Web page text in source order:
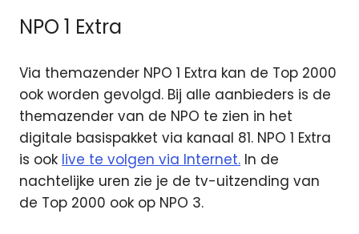
NPO 1 Extra
Via themazender NPO 1 Extra kan de Top 2000
ook worden gevolgd. Bij alle aanbieders is de
themazender van de NPO te zien in het
digitale basispakket via kanaal 81. NPO 1 Extra
is ook live te volgen via Internet. In de
nachtelijke uren zie je de tv-uitzending van
de Top 2000 ook op NPO 3.